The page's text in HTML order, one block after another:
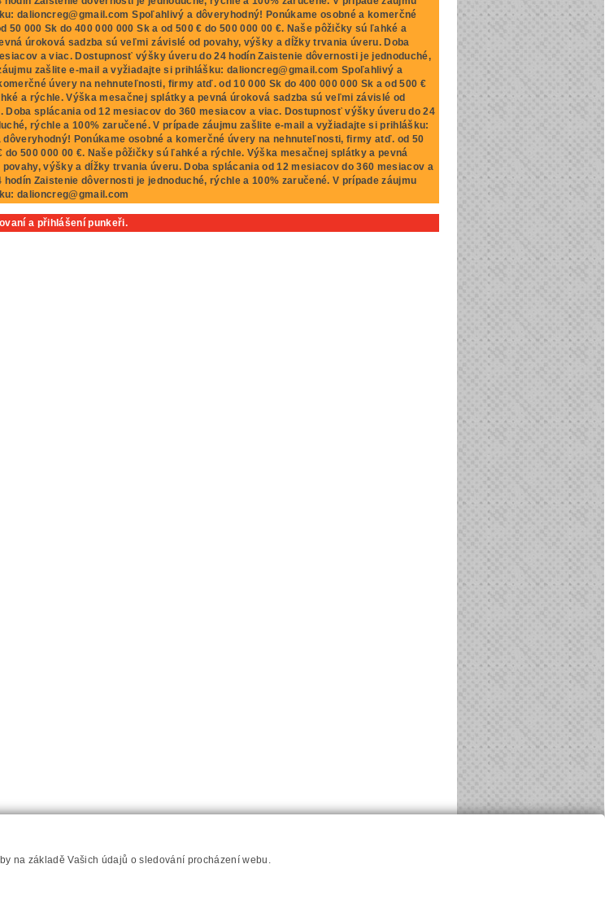
dalioncreg@gmail.com Spoľahlivý a dôveryhodný! Ponúkame osobné a komerčné
000 Sk do 400 000 000 Sk a od 500 € do 500 000 00 €. Naše pôžičky sú ľahké a
úroková sadzba sú veľmi závislé od povahy, výšky a dĺžky trvania úveru. Doba
a viac. Dostupnosť výšky úveru do 24 hodín Zaistenie dôvernosti je jednoduché,
zašlite e-mail a vyžiadajte si prihlášku: dalioncreg@gmail.com Spoľahlivý a
úvery na nehnuteľnosti, firmy atď. od 10 000 Sk do 400 000 000 Sk a od 500 €
a rýchle. Výška mesačnej splátky a pevná úroková sadzba sú veľmi závislé od
splácania od 12 mesiacov do 360 mesiacov a viac. Dostupnosť výšky úveru do 24
rýchle a 100% zaručené. V prípade záujmu zašlite e-mail a vyžiadajte si prihlášku:
Ponúkame osobné a komerčné úvery na nehnuteľnosti, firmy atď. od 50
do 500 000 00 €. Naše pôžičky sú ľahké a rýchle. Výška mesačnej splátky a pevná
výšky a dĺžky trvania úveru. Doba splácania od 12 mesiacov do 360 mesiacov a
Zaistenie dôvernosti je jednoduché, rýchle a 100% zaručené. V prípade záujmu
dalioncreg@gmail.com
a přihlášení punkeři.
na základě Vašich údajů o sledování procházení webu.